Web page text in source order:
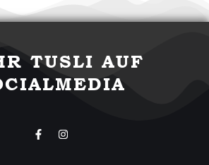
TUSLI AUF
F
a
I
n